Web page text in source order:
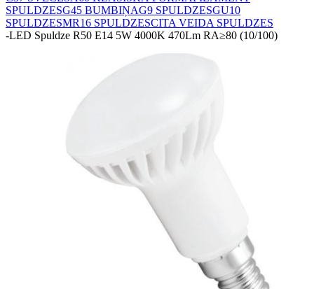
SPULDZESG45 BUMBIŅAG9 SPULDZESGU10
SPULDZESMR16 SPULDZESCITA VEIDA SPULDZES
-LED Spuldze R50 E14 5W 4000K 470Lm RA≥80 (10/100)